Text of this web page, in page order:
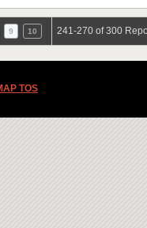
9 10 241-270 of 300
TOS